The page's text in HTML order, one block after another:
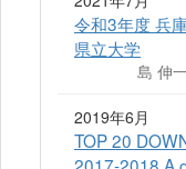
令和3年度 兵
県立大学
島 伸
2019年6月
TOP 20